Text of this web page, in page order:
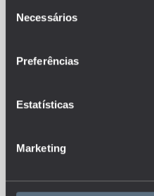
Necessários
Preferências
Estatísticas
Marketing
O EDUSTAT sistematiza um
português.